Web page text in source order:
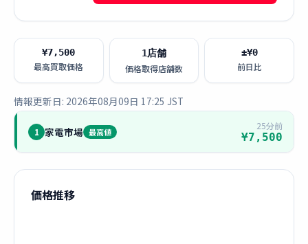
¥7,500
最高買取価格
1店舗
価格取得店舗数
±¥0
前日比
情報更新日: 2026年08月09日 17:25 JST
1 家電市場 最高値
25分前
¥7,500
価格推移